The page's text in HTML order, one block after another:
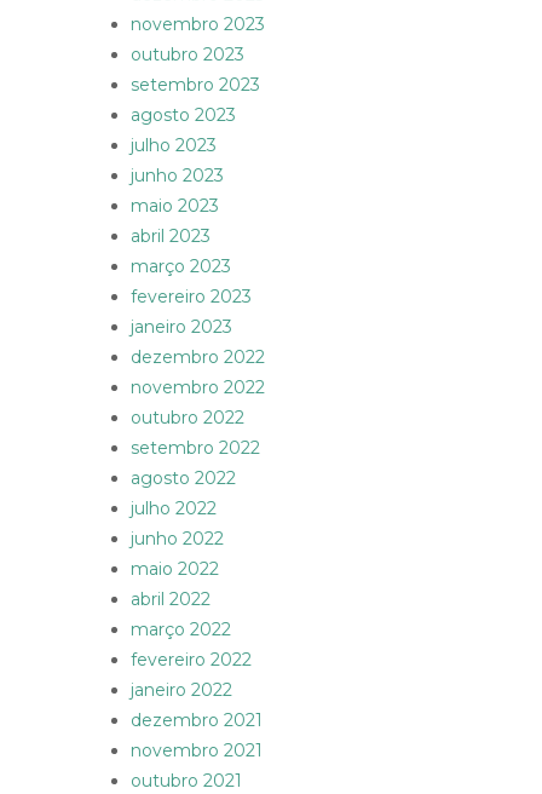
novembro 2023
outubro 2023
setembro 2023
agosto 2023
julho 2023
junho 2023
maio 2023
abril 2023
março 2023
fevereiro 2023
janeiro 2023
dezembro 2022
novembro 2022
outubro 2022
setembro 2022
agosto 2022
julho 2022
junho 2022
maio 2022
abril 2022
março 2022
fevereiro 2022
janeiro 2022
dezembro 2021
novembro 2021
outubro 2021